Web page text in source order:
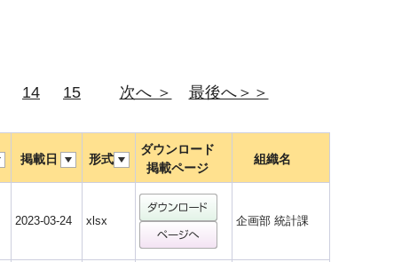
14 15 次へ ＞ 最後へ＞＞
掲載日 形式
ダウンロード
掲載ページ
組織名
2023-03-24 xlsx 企画部 統計課